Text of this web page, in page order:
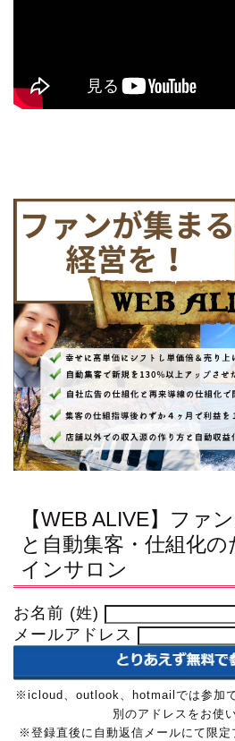
【WEB ALIVE】ファ
と自動集客・仕組化
インサロン
お名前 (姓)
メールアドレス
※icloud、outlook、hotmailでは参加で
別のアドレスをお使
※登録直後に自動返信メールにて限定